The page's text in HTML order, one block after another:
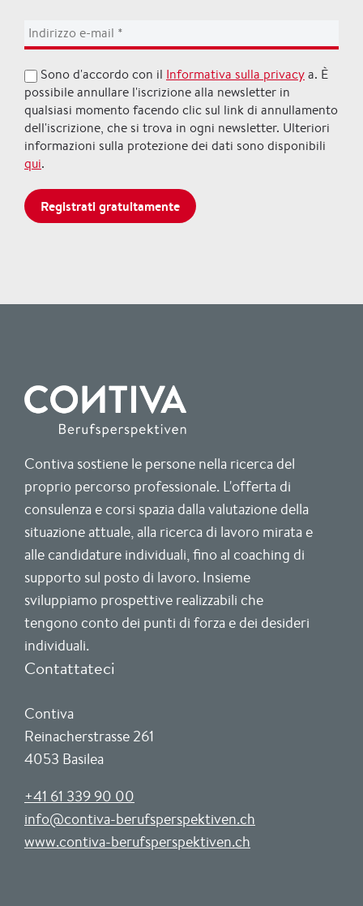
Sono d'accordo con il Informativa sulla privacya. È
possibile annullare l'iscrizione alla newsletter in
qualsiasi momento facendo clic sul link di annullamento
dell'iscrizione, che si trova in ogni newsletter. Ulteriori
informazioni sulla protezione dei dati sono disponibili
qui.
Contiva sostiene le persone nella ricerca del
proprio percorso professionale. L'offerta di
consulenza e corsi spazia dalla valutazione della
situazione attuale, alla ricerca di lavoro mirata e
alle candidature individuali, fino al coaching di
supporto sul posto di lavoro. Insieme
sviluppiamo prospettive realizzabili che
tengono conto dei punti di forza e dei desideri
individuali.
Contattateci
Contiva
Reinacherstrasse 261
4053 Basilea
+41 61 339 90 00
info@contiva-berufsperspektiven.ch
www.contiva-berufsperspektiven.ch